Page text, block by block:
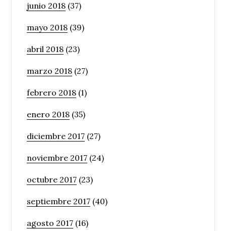
junio 2018 (37)
mayo 2018 (39)
abril 2018 (23)
marzo 2018 (27)
febrero 2018 (1)
enero 2018 (35)
diciembre 2017 (27)
noviembre 2017 (24)
octubre 2017 (23)
septiembre 2017 (40)
agosto 2017 (16)